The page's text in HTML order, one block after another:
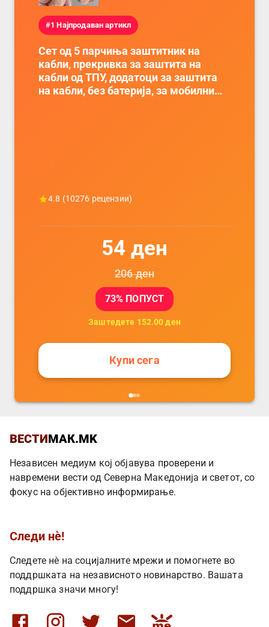
#1 Најпродаван артикл
Сет од 5 парчиња заштитник на
кабли, прекривка за заштита на
кабли од ТПУ, додатоци за заштита
на кабли, без батерија, за мобилни
4.8 (10276 рецензии)
54 ден
206ден
73% ПОПУСТ
Заштедете 152.00 ден
Купи сега
ВЕСТИМАК.MK
Независен медиум кој објавува проверени и
навремени вести од Северна Македонија и светот, со
фокус на објективно информирање.
Следи нè!
Следете нè на социјалните мрежи и помогнете во
поддршката на независното новинарство. Вашата
поддршка значи многу!